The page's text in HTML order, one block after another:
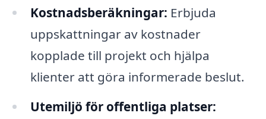
Kostnadsberäkningar: Erbjuda
uppskattningar av kostnader
kopplade till projekt och hjälpa
klienter att göra informerade beslut.
Utemiljö för offentliga platser: